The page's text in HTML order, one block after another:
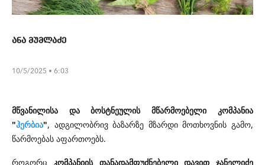
ანა მუმლაძე
10/5/2025 • 6:03
მწვანილისა და ბოსტნეულის მწარმოებელი კომპანია
"ჰერბია", ადგილობრივ ბაზარზე მზარდი მოთხოვნის გამო,
წარმოებას აფართოებს.
როგორცკომპანიის თანადამფუძნებელი დავით ჯანელიძე